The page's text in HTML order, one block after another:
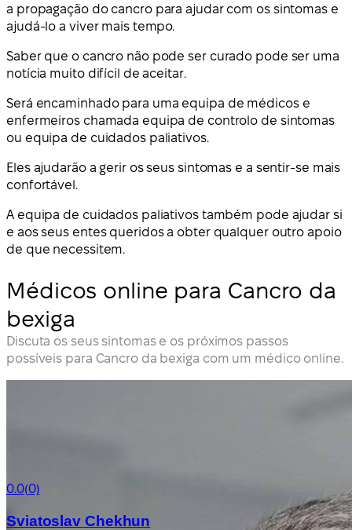
a propagação do cancro para ajudar com os sintomas e
ajudá-lo a viver mais tempo.
Saber que o cancro não pode ser curado pode ser uma
notícia muito difícil de aceitar.
Será encaminhado para uma equipa de médicos e
enfermeiros chamada equipa de controlo de sintomas
ou equipa de cuidados paliativos.
Eles ajudarão a gerir os seus sintomas e a sentir-se mais
confortável.
A equipa de cuidados paliativos também pode ajudar si
e aos seus entes queridos a obter qualquer outro apoio
de que necessitem.
Médicos online para Cancro da
bexiga
Discuta os seus sintomas e os próximos passos
possíveis para Cancro da bexiga com um médico online.
0.0(0)
Sviatoslav Chekhun